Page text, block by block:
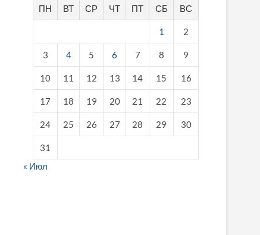
ПН ВТ СР ЧТ ПТ СБ ВС
1 2
3 4 5 6 7 8 9
10 11 12 13 14 15 16
17 18 19 20 21 22 23
24 25 26 27 28 29 30
31
« Июл